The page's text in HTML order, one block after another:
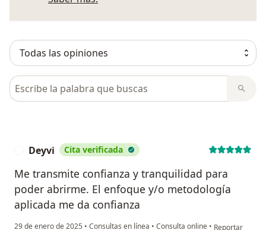
Busca en opiniones
Deyvi Cita verificada
Me transmite confianza y tranquilidad para
poder abrirme. El enfoque y/o metodología
aplicada me da confianza
29 de enero de 2025 • Consultas en línea • Consulta online • en opinión del
Reportar